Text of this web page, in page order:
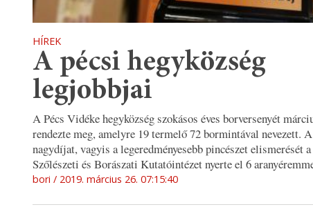
HÍREK
A pécsi hegyközség
legjobbjai
A Pécs Vidéke hegyközség szokásos éves borversenyét
rendezte meg, amelyre 19 termelő 72 bormintával nevezett.
nagydíjat, vagyis a legeredményesebb pincészet elismerését
Szőlészeti és Borászati Kutatóintézet nyerte el 6
bori 2019. március 26. 07:15:40